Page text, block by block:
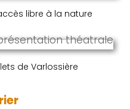
libre à la nature
de Varlossière